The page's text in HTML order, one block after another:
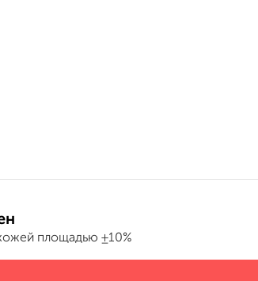
площадью ±10%